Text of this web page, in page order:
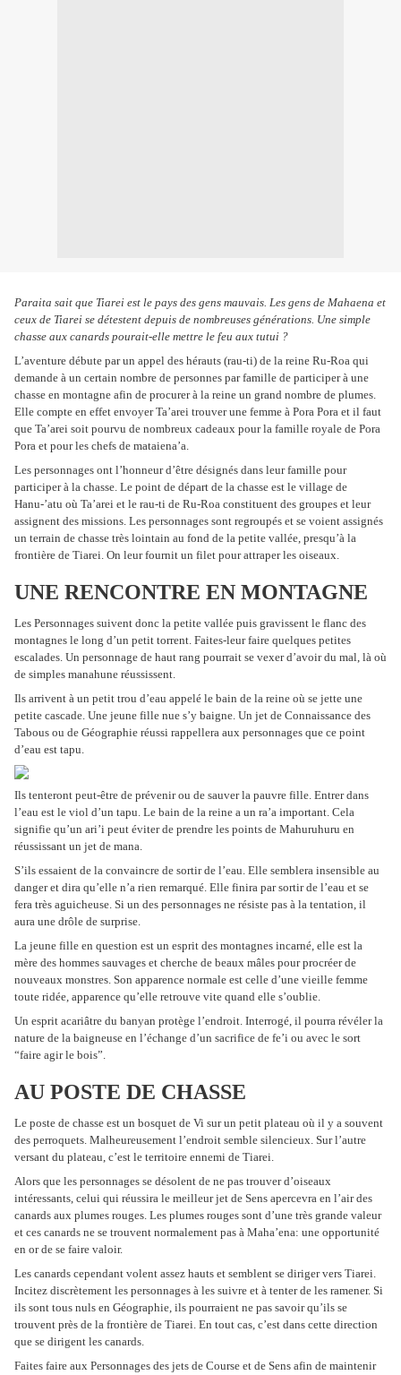
Paraita sait que Tiarei est le pays des gens mauvais. Les gens de Mahaena et
ceux de Tiarei se détestent depuis de nombreuses générations. Une simple
chasse aux canards pourait-elle mettre le feu aux tutui ?
L’aventure débute par un appel des hérauts (rau-ti) de la reine Ru-Roa qui
demande à un certain nombre de personnes par famille de participer à une
chasse en montagne afin de procurer à la reine un grand nombre de plumes.
Elle compte en effet envoyer Ta’arei trouver une femme à Pora Pora et il faut
que Ta’arei soit pourvu de nombreux cadeaux pour la famille royale de Pora
Pora et pour les chefs de mataiena’a.
Les personnages ont l’honneur d’être désignés dans leur famille pour
participer à la chasse. Le point de départ de la chasse est le village de
Hanu-’atu où Ta’arei et le rau-ti de Ru-Roa constituent des groupes et leur
assignent des missions. Les personnages sont regroupés et se voient assignés
un terrain de chasse très lointain au fond de la petite vallée, presqu’à la
frontière de Tiarei. On leur fournit un filet pour attraper les oiseaux.
UNE RENCONTRE EN MONTAGNE
Les Personnages suivent donc la petite vallée puis gravissent le flanc des
montagnes le long d’un petit torrent. Faites-leur faire quelques petites
escalades. Un personnage de haut rang pourrait se vexer d’avoir du mal, là où
de simples manahune réussissent.
Ils arrivent à un petit trou d’eau appelé le bain de la reine où se jette une
petite cascade. Une jeune fille nue s’y baigne. Un jet de Connaissance des
Tabous ou de Géographie réussi rappellera aux personnages que ce point
d’eau est tapu.
Ils tenteront peut-être de prévenir ou de sauver la pauvre fille. Entrer dans
l’eau est le viol d’un tapu. Le bain de la reine a un ra’a important. Cela
signifie qu’un ari’i peut éviter de prendre les points de Mahuruhuru en
réussissant un jet de mana.
S’ils essaient de la convaincre de sortir de l’eau. Elle semblera insensible au
danger et dira qu’elle n’a rien remarqué. Elle finira par sortir de l’eau et se
fera très aguicheuse. Si un des personnages ne résiste pas à la tentation, il
aura une drôle de surprise.
La jeune fille en question est un esprit des montagnes incarné, elle est la
mère des hommes sauvages et cherche de beaux mâles pour procréer de
nouveaux monstres. Son apparence normale est celle d’une vieille femme
toute ridée, apparence qu’elle retrouve vite quand elle s’oublie.
Un esprit acariâtre du banyan protège l’endroit. Interrogé, il pourra révéler la
nature de la baigneuse en l’échange d’un sacrifice de fe’i ou avec le sort
“faire agir le bois”.
AU POSTE DE CHASSE
Le poste de chasse est un bosquet de Vi sur un petit plateau où il y a souvent
des perroquets. Malheureusement l’endroit semble silencieux. Sur l’autre
versant du plateau, c’est le territoire ennemi de Tiarei.
Alors que les personnages se désolent de ne pas trouver d’oiseaux
intéressants, celui qui réussira le meilleur jet de Sens apercevra en l’air des
canards aux plumes rouges. Les plumes rouges sont d’une très grande valeur
et ces canards ne se trouvent normalement pas à Maha’ena: une opportunité
en or de se faire valoir.
Les canards cependant volent assez hauts et semblent se diriger vers Tiarei.
Incitez discrètement les personnages à les suivre et à tenter de les ramener. Si
ils sont tous nuls en Géographie, ils pourraient ne pas savoir qu’ils se
trouvent près de la frontière de Tiarei. En tout cas, c’est dans cette direction
que se dirigent les canards.
Faites faire aux Personnages des jets de Course et de Sens afin de maintenir